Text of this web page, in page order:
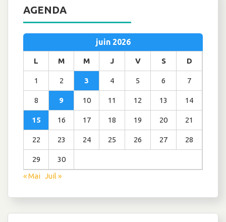
AGENDA
juin 2026
L M M J V S D
1 2 3 4 5 6 7
8 9 10 11 12 13 14
15 16 17 18 19 20 21
22 23 24 25 26 27 28
29
30
« Mai Juil »